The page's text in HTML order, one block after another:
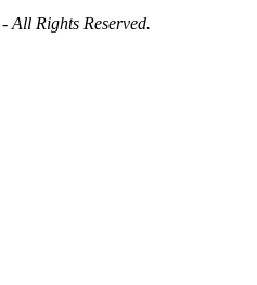
All Rights Reserved.